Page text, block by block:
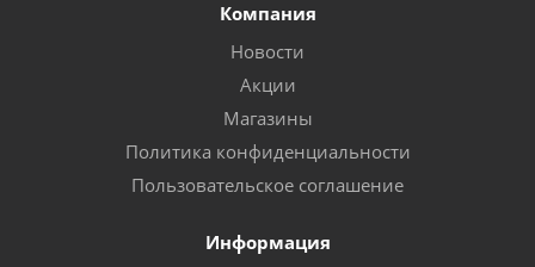
Компания
Новости
Акции
Магазины
Политика конфиденциальности
Пользовательское соглашение
Информация